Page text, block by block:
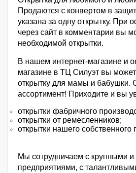
Продаются с конвертом в
указана за одну открытку. При
через сайт в комментарии вы
необходимой открытки.
В нашем интернет-магазине и
магазине в ТЦ Силуэт вы
открытку для мамы и бабушки.
ассортимент! Приходите и вы
открытки фабричного
открытки от ремесленников;
открытки нашего собственного
Мы сотрудничаем с крупными
предприятиями, с